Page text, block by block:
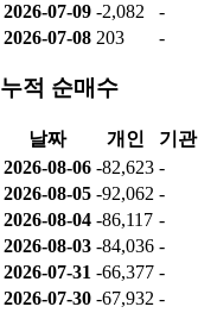
2026-07-09 -2,082 -
2026-07-08 203 -
누적 순매수
날짜 개인 기관
2026-08-06 -82,623 -
2026-08-05 -92,062 -
2026-08-04 -86,117 -
2026-08-03 -84,036 -
2026-07-31 -66,377 -
2026-07-30 -67,932 -